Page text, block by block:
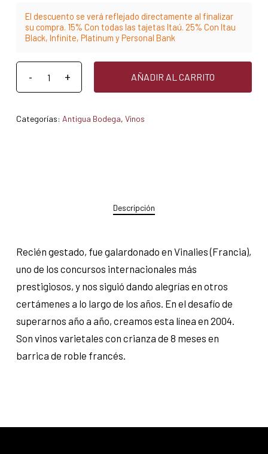
El descuento se verá reflejado directamente al finalizar
su compra. 15% Con todas las tajetas Itaú. 25% Con Itau
Black, Infinite, Platinum y Personal Bank
AÑADIR AL CARRITO
Categorías: Antigua Bodega, Vinos
Descripción
Recién gestado, fue galardonado en Vinalies (Francia),
uno de los concursos internacionales más
prestigiosos, y nos siguió dando alegrías en otros
certámenes a lo largo de los años. En el desafío de
superarnos año a año, creamos esta línea en 2004.
Son vinos varietales con crianza de 8 meses en
barrica de roble francés.